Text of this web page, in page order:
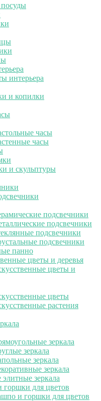
интерьера
и копилки
часы
часы
и скульптуры
подсвечники
подсвечники
подсвечники
подсвечники
панно
цветы и деревья
цветы и
цветы
растения
зеркала
зеркала
зеркала
зеркала
зеркала
для цветов
и горшки для цветов